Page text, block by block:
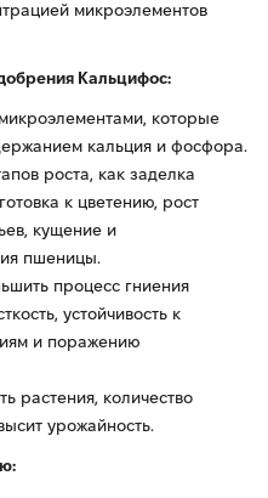
микроэлементов
Кальцифос:
которые
кальция и фосфора.
роста, как заделка
к цветению, рост
кущение и
пшеницы.
процесс гниения
устойчивость к
и поражению
растения, количество
урожайность.